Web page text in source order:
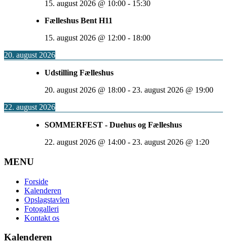
15. august 2026 @ 10:00 - 15:30
Fælleshus Bent H11
15. august 2026 @ 12:00 - 18:00
20. august 2026
Udstilling Fælleshus
20. august 2026 @ 18:00 - 23. august 2026 @ 19:00
22. august 2026
SOMMERFEST - Duehus og Fælleshus
22. august 2026 @ 14:00 - 23. august 2026 @ 1:20
MENU
Forside
Kalenderen
Opslagstavlen
Fotogalleri
Kontakt os
Kalenderen